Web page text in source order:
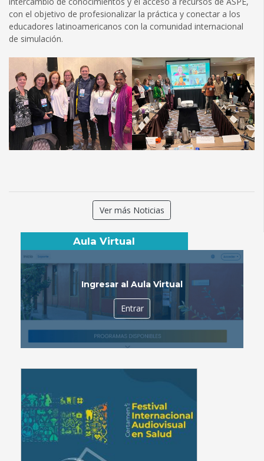
con el objetivo de profesionalizar la práctica y conectar a los
educadores latinoamericanos con la comunidad internacional
de simulación.
Ver más Noticias
Aula Virtual
Ingresar al Aula Virtual
Entrar